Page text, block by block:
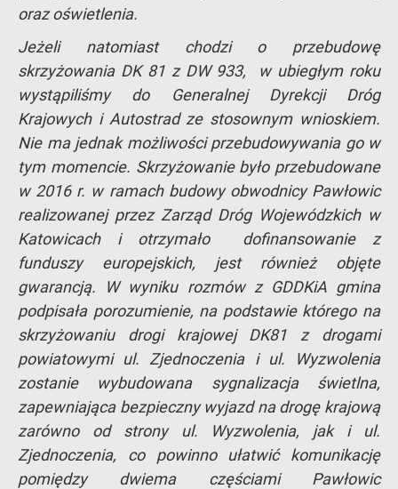
oraz oświetlenia.
Jeżeli natomiast chodzi o przebudowę
skrzyżowania DK 81 z DW 933, w ubiegłym roku
wystąpiliśmy do Generalnej Dyrekcji Dróg
Krajowych i Autostrad ze stosownym wnioskiem.
Nie ma jednak możliwości przebudowywania go w
tym momencie. Skrzyżowanie było przebudowane
w 2016 r. w ramach budowy obwodnicy Pawłowic
realizowanej przez Zarząd Dróg Wojewódzkich w
Katowicach i otrzymało dofinansowanie z
funduszy europejskich, jest również objęte
gwarancją. W wyniku rozmów z GDDKiA gmina
podpisała porozumienie, na podstawie którego na
skrzyżowaniu drogi krajowej DK81 z drogami
powiatowymi ul. Zjednoczenia i ul. Wyzwolenia
zostanie wybudowana sygnalizacja świetlna,
zapewniająca bezpieczny wyjazd na drogę krajową
zarówno od strony ul. Wyzwolenia, jak i ul.
Zjednoczenia, co powinno ułatwić komunikację
pomiędzy dwiema częściami Pawłowic